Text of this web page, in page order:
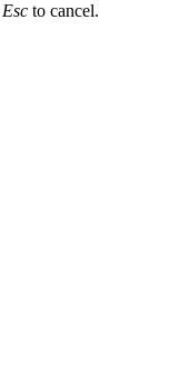
Esc to cancel.